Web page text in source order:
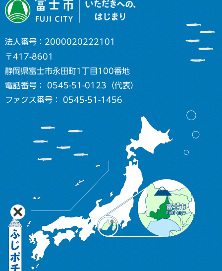
法人番号：2000020222101
〒417-8601
静岡県富士市永田町1丁目100番地
電話番号： 0545-51-0123（代表）
ファクス番号： 0545-51-1456